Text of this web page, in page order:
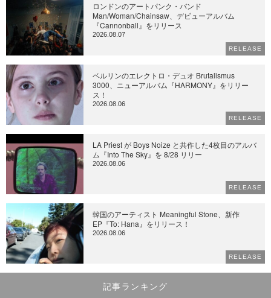
ロンドンのアートパンク・バンド
Man/Woman/Chainsaw、デビューアルバム
『Cannonball』をリリース
2026.08.07
RELEASE
ベルリンのエレクトロ・デュオ Brutalismus
3000、ニューアルバム『HARMONY』をリリー
ス！
2026.08.06
RELEASE
LA Priest が Boys Noize と共作した4枚目のアルバ
ム『Into The Sky』を 8/28 リリー
2026.08.06
RELEASE
韓国のアーティスト Meaningful Stone、新作
EP『To: Hana』をリリース！
2026.08.06
RELEASE
記事ランキング